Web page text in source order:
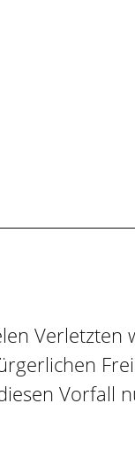
Verletzten
Vorfall